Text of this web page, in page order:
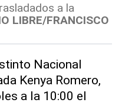
a la
LIBRE/FRANCISCO
Nacional
Kenya Romero,
a la 10:00 el